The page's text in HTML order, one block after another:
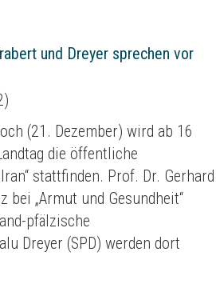
und Dreyer sprechen vor
(21. Dezember) wird ab 16
die öffentliche
stattfinden. Prof. Dr. Gerhard
bei „Armut und Gesundheit“
pfälzische
Dreyer (SPD) werden dort